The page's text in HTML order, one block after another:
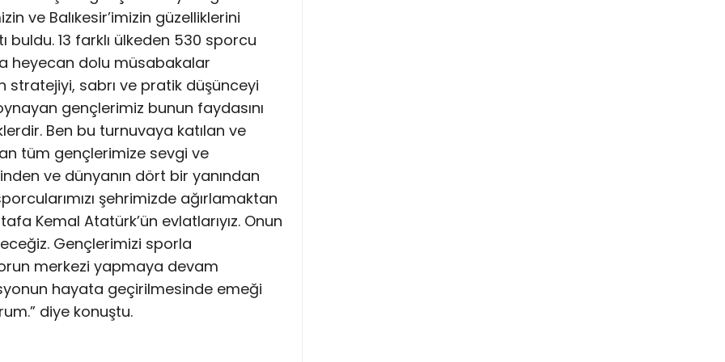
ve Balıkesir’imizin güzelliklerini
buldu. 13 farklı ülkeden 530 sporcu
heyecan dolu müsabakalar
stratejiyi, sabrı ve pratik düşünceyi
gençlerimiz bunun faydasını
Ben bu turnuvaya katılan ve
tüm gençlerimize sevgi ve
ve dünyanın dört bir yanından
şehrimizde ağırlamaktan
Kemal Atatürk’ün evlatlarıyız. Onun
Gençlerimizi sporla
merkezi yapmaya devam
hayata geçirilmesinde emeği
diye konuştu.